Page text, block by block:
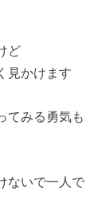
ど
見かけます
てみる勇気も
ないで一人で